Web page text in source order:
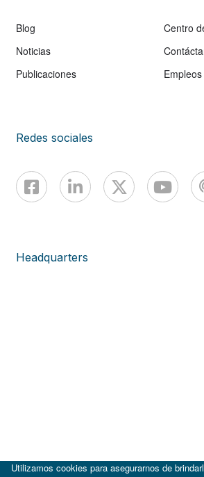
Blog
Noticias
Publicaciones
Centro
Empleos
Redes sociales
Headquarters
Utilizamos cookies para asegurarnos de